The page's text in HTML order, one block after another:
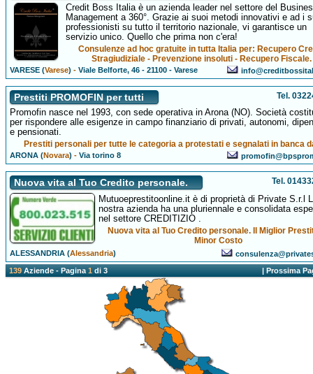
Credit Boss Italia è un azienda leader nel settore del
Management a 360°. Grazie ai suoi metodi innovativi e ad i
professionisti su tutto il territorio nazionale, vi garantisce un
servizio unico. Quello che prima non c'era!
Consulenze ad hoc gratuite in tutta Italia per: Recupero
Stragiudiziale - Prevenzione insoluti - Recupero Fiscale.
VARESE (Varese) -Viale Belforte, 46 - 21100 - Varese
Prestiti PROMOFIN per tutti Tel.
Promofin nasce nel 1993, con sede operativa in Arona (NO). Società
per rispondere alle esigenze in campo finanziario di privati, autonomi,
e pensionati.
Prestiti personali per tutte le categoria a protestati e segnalati in banca
ARONA (Novara) -Via torino 8
Nuova vita al Tuo Credito personale. Tel.
Mutuoeprestitoonline.it è di proprietà di Private S.r.l
nostra azienda ha una pluriennale e consolidata
nel settore CREDITIZIO .
Nuova vita al Tuo Credito personale. Il Miglior
Minor Costo
ALESSANDRIA (Alessandria)
139Aziende - Pagina1di 3 |Prossima